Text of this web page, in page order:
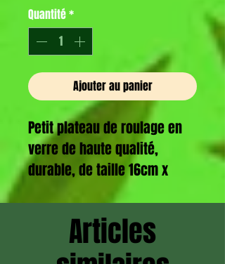
Quantité*
Ajouter au panier
Petit plateau de roulage en
verre de haute qualité,
durable, de taille 16cm x
Articles